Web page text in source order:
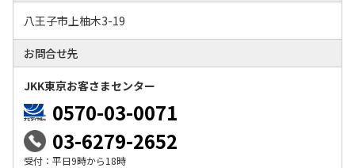
八王子市上柚木3-19
お問合せ先
JKK東京お客さまセンター
0570-03-0071
03-6279-2652
受付：平日9時から18時